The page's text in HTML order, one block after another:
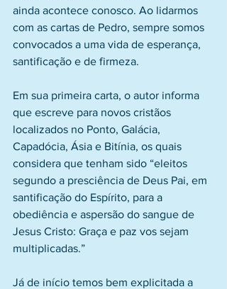
ainda acontece conosco. Ao lidarmos
com as cartas de Pedro, sempre somos
convocados a uma vida de esperança,
santificação e de firmeza.
Em sua primeira carta, o autor informa
que escreve para novos cristãos
localizados no Ponto, Galácia,
Capadócia, Ásia e Bitínia, os quais
considera que tenham sido “eleitos
segundo a presciência de Deus Pai, em
santificação do Espírito, para a
obediência e aspersão do sangue de
Jesus Cristo: Graça e paz vos sejam
multiplicadas.”
Já de início temos bem explicitada a